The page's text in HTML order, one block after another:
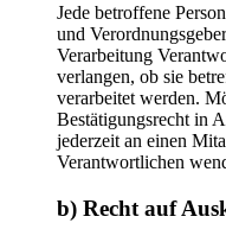
Jede betroffene
und
Verarbeitung
verlangen, ob sie
verarbeitet werden.
Bestätigungsrecht in
jederzeit an einen
Verantwortlichen
b) Recht auf